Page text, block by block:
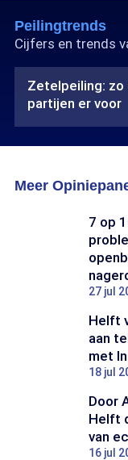
Peilingtrends
Cijfers en trends
Zetelpeiling:
partijen er voor
Zetelpeiling:
de
Meer
7 op
27 jul
Helft
aan
met
18 jul
Door
Helft
van
16 jul